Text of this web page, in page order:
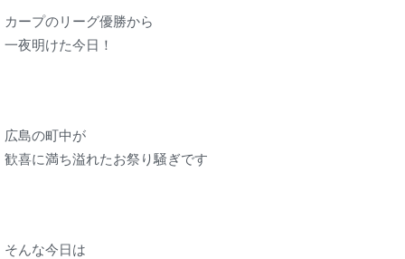
カープのリーグ優勝から
一夜明けた今日！
広島の町中が
歓喜に満ち溢れたお祭り騒ぎです
そんな今日は